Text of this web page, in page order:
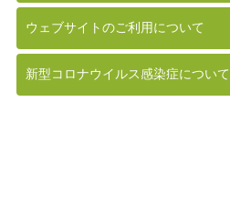
ウェブサイトのご利用について
新型コロナウイルス感染症について